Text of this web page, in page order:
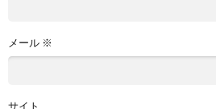
メール ※
サイト